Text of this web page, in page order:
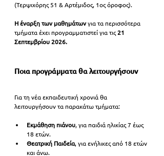
(Τερψιχόρης 51 & Αρτέμιδος, 1ος όροφος).
Η έναρξη των μαθημάτων για τα περισσότερα
τμήματα έχει προγραμματιστεί για τις 21
Σεπτεμβρίου 2026.
Ποια προγράμματα θα λειτουργήσουν
Για τη νέα εκπαιδευτική χρονιά θα
λειτουργήσουν τα παρακάτω τμήματα:
Εκμάθηση πιάνου, για παιδιά ηλικίας 7 έως
18 ετών.
Θεατρική Παιδεία, για ενήλικες από 18 ετών
και άνω.